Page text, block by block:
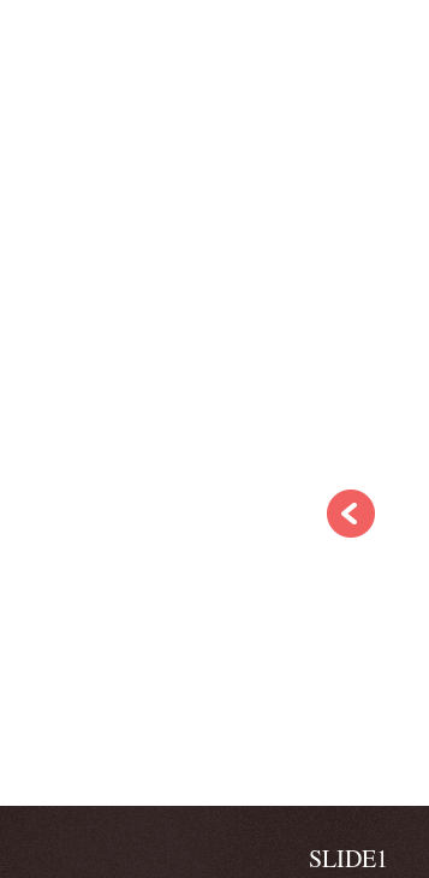
SLIDE1